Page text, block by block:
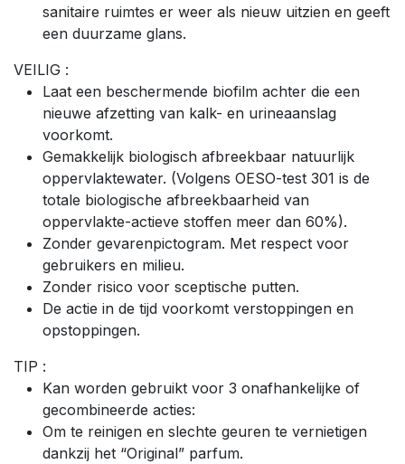
sanitaire ruimtes er weer als nieuw uitzien en geeft
een duurzame glans.
VEILIG :
Laat een beschermende biofilm achter die een
nieuwe afzetting van kalk- en urineaanslag
voorkomt.
Gemakkelijk biologisch afbreekbaar natuurlijk
oppervlaktewater. (Volgens OESO-test 301 is de
totale biologische afbreekbaarheid van
oppervlakte-actieve stoffen meer dan 60%).
Zonder gevarenpictogram. Met respect voor
gebruikers en milieu.
Zonder risico voor sceptische putten.
De actie in de tijd voorkomt verstoppingen en
opstoppingen.
TIP :
Kan worden gebruikt voor 3 onafhankelijke of
gecombineerde acties:
Om te reinigen en slechte geuren te vernietigen
dankzij het “Original” parfum.